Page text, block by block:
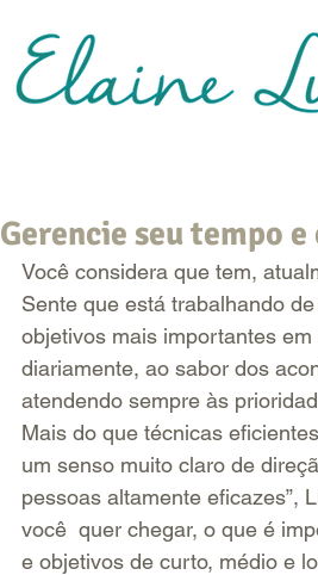
Gerencie seu tempo
Você considera que tem,
Sente que está trabalhando
objetivos mais importantes
diariamente, ao sabor dos
atendendo sempre às
Mais do que técnicas
um senso muito claro de
pessoas altamente eficazes”,
você  quer chegar, o que é
e objetivos de curto, médio e